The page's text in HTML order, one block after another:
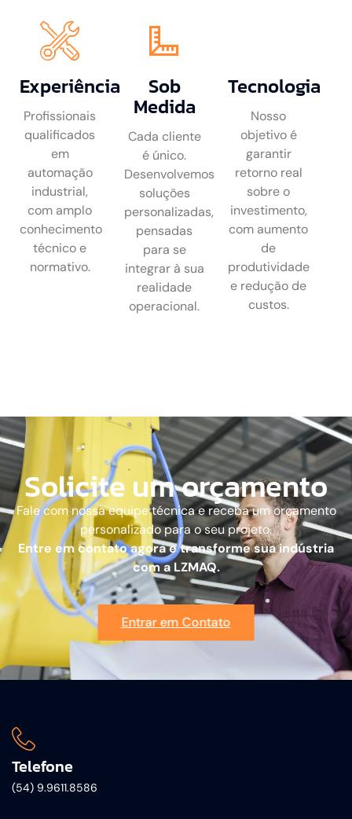
Experiência
Profissionais
qualificados
em
automação
industrial,
com amplo
conhecimento
técnico e
normativo.
Sob
Medida
Cada cliente
é único.
Desenvolvemos
soluções
personalizadas,
pensadas
para se
integrar à sua
realidade
operacional.
Tecnologia
Nosso
objetivo é
garantir
retorno real
sobre o
investimento,
com aumento
de
produtividade
e redução de
custos.
Solicite um orçamento
Fale com nossa equipe técnica e receba um orçamento
personalizado para o seu projeto.
Entre em contato agora e transforme sua indústria
com a LZMAQ.
Entrar em Contato
Telefone
(54) 9.9611.8586